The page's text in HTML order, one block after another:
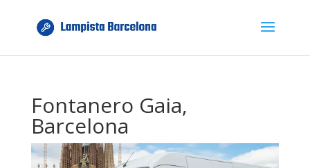
Fontanero Gaia,
Barcelona